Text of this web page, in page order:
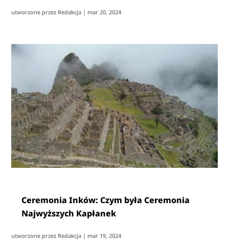
utworzone przez Redakcja | mar 20, 2024
Ceremonia Inków: Czym była Ceremonia
Najwyższych Kapłanek
utworzone przez Redakcja | mar 19, 2024